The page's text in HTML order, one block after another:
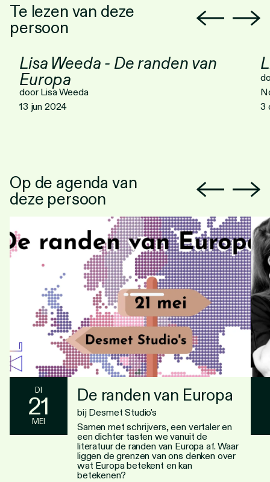
Te lezen van deze
persoon
Lisa Weeda - De randen van
Europa
door Lisa Weeda
13 jun 2024
3
Op de agenda van
deze persoon
DI
21
MEI
De randen van Europa
bij Desmet Studio's
Samen met schrijvers, een vertaler en
een dichter tasten we vanuit de
literatuur de randen van Europa af. Waar
liggen de grenzen van ons denken over
wat Europa betekent en kan
betekenen?